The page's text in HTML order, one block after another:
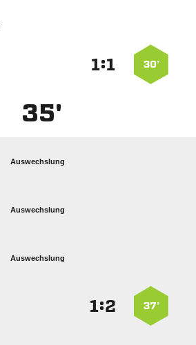
30’
:
35'
Auswechslung
Auswechslung
Auswechslung
37’
: